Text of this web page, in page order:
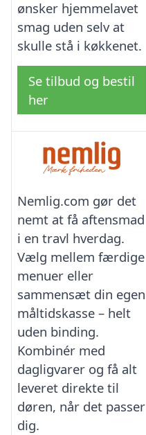
ønsker hjemmelavet
smag uden selv at
skulle stå i køkkenet.
Se tilbud og bestil
her
Nemlig.com gør det
nemt at få aftensmad
i en travl hverdag.
Vælg mellem færdige
menuer eller
sammensæt din egen
måltidskasse – helt
uden binding.
Kombinér med
dagligvarer og få alt
leveret direkte til
døren, når det passer
dig.